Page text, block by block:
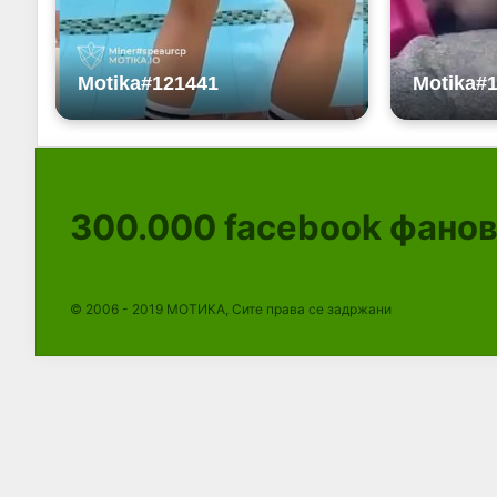
300.000 facebook
© 2006 - 2019 МОТИКА, Сите права се задржани